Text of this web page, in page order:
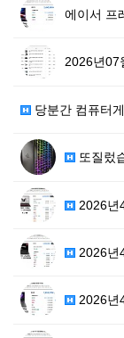
에이서 프
2026년07
당분간 컴퓨터
또질렀습
2026년
2026년
2026년